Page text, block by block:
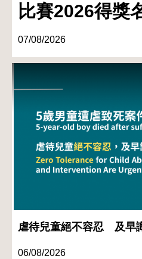
比賽2026得獎
07/08/2026
虐待兒童絕不容忍 及早
06/08/2026